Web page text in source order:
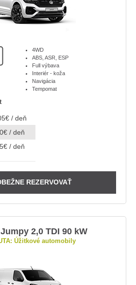
4WD
ABS, ASR, ESP
Full výbava
Interiér - koža
Navigácia
Tempomat
/ deň
/ deň
/ deň
REZERVOVAŤ
2,0 TDI 90 kW
Úžitkové automobily